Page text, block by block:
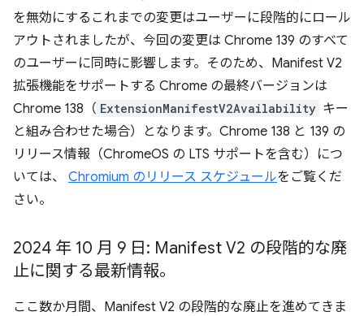
を無効にするこれまでの変更はユーザーに段階的にロール
アウトされましたが、今回の変更は Chrome 139 のすべて
のユーザーに同時に影響します。そのため、Manifest V2
拡張機能をサポートする Chrome の最終バージョンは
Chrome 138（ ExtensionManifestV2Availability キー
と組み合わせた場合）となります。Chrome 138 と 139 の
リリース情報（ChromeOS の LTS サポートを含む）につ
いては、 Chromium のリリース スケジュールをご覧くだ
さい。
2024 年 10 月 9 日: Manifest V2 の段階的な廃
止に関する最新情報。
ここ数か月間、Manifest V2 の段階的な廃止を進めてきま